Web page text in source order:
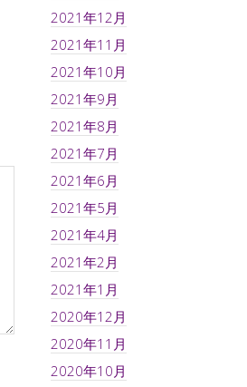
2021年12月
2021年11月
2021年10月
2021年9月
2021年8月
2021年7月
2021年6月
2021年5月
2021年4月
2021年2月
2021年1月
2020年12月
2020年11月
2020年10月